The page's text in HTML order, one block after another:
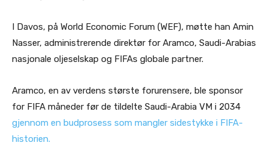
I Davos, på World Economic Forum (WEF), møtte han Amin
Nasser, administrerende direktør for Aramco, Saudi-Arabias
nasjonale oljeselskap og FIFAs globale partner.
Aramco, en av verdens største forurensere, ble sponsor
for FIFA måneder før de tildelte Saudi-Arabia VM i 2034
gjennom en budprosess som mangler sidestykke i FIFA-
historien.